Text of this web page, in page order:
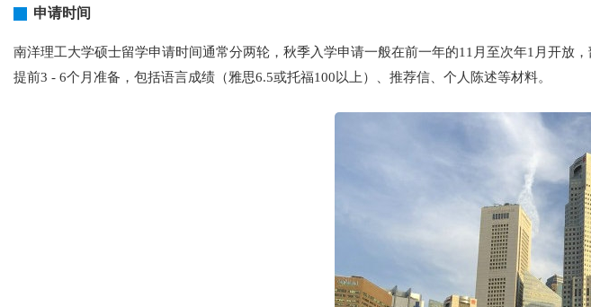
申请时间
南洋理工大学硕士留学申请时间通常分两轮，秋季入学申请一般在前一年的11月至次年1月开放
提前3 - 6个月准备，包括语言成绩（雅思6.5或托福100以上）、推荐信、个人陈述等材料。